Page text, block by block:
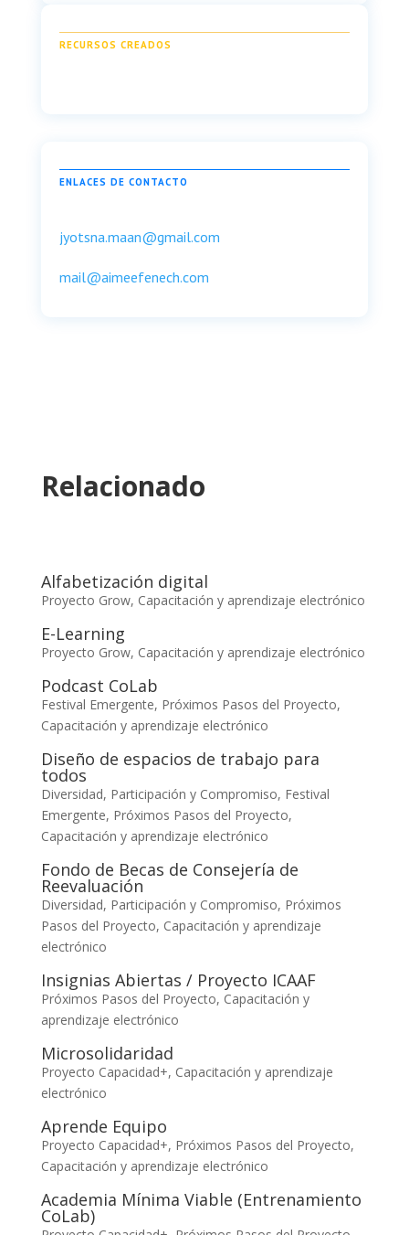
RECURSOS CREADOS
ENLACES DE CONTACTO
jyotsna.maan@gmail.com
mail@aimeefenech.com
Relacionado
Alfabetización digital
Proyecto Grow, Capacitación y aprendizaje electrónico
E-Learning
Proyecto Grow, Capacitación y aprendizaje electrónico
Podcast CoLab
Festival Emergente, Próximos Pasos del Proyecto,
Capacitación y aprendizaje electrónico
Diseño de espacios de trabajo para
todos
Diversidad, Participación y Compromiso, Festival
Emergente, Próximos Pasos del Proyecto,
Capacitación y aprendizaje electrónico
Fondo de Becas de Consejería de
Reevaluación
Diversidad, Participación y Compromiso, Próximos
Pasos del Proyecto, Capacitación y aprendizaje
electrónico
Insignias Abiertas / Proyecto ICAAF
Próximos Pasos del Proyecto, Capacitación y
aprendizaje electrónico
Microsolidaridad
Proyecto Capacidad+, Capacitación y aprendizaje
electrónico
Aprende Equipo
Proyecto Capacidad+, Próximos Pasos del Proyecto,
Capacitación y aprendizaje electrónico
Academia Mínima Viable (Entrenamiento
CoLab)